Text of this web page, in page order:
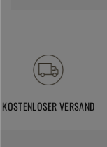
KOSTENLOSER VERSAND